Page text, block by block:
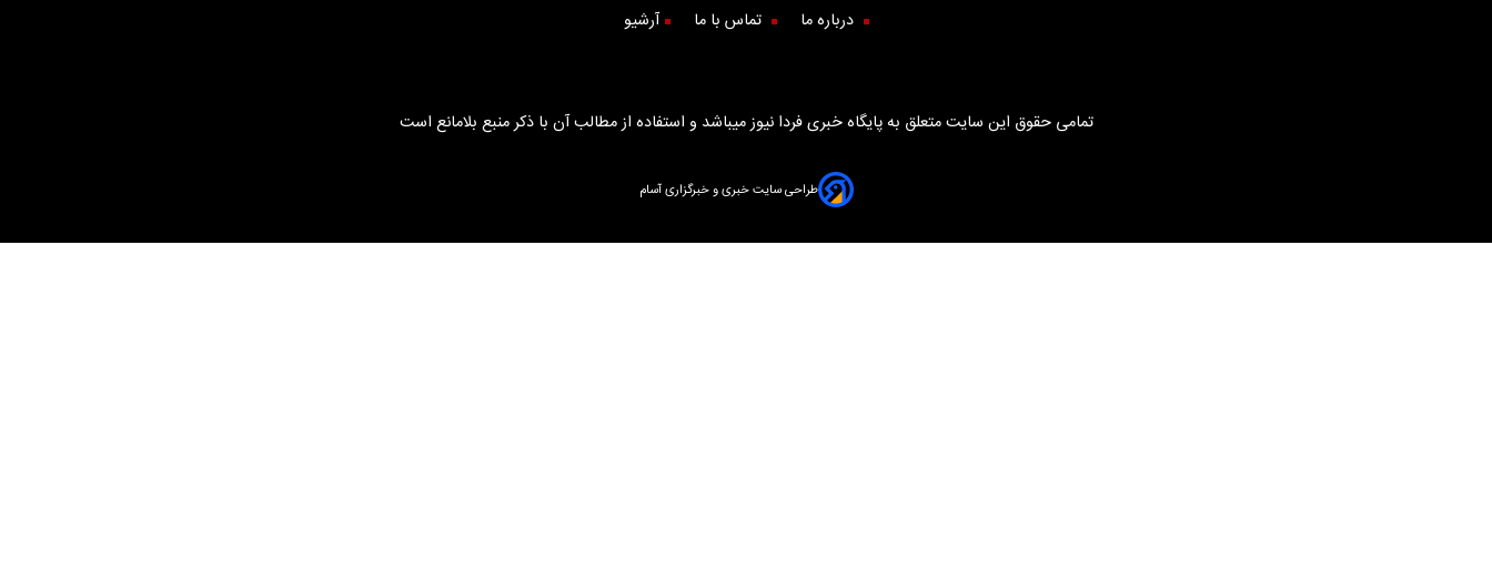
درباره ما تماس با ما آرشیو
تمامی حقوق این سایت متعلق به پایگاه خبری فردا نیوز میباشد و استفاده از مطالب آن با ذکر منبع بلامانع است
طراحی سایت خبری و خبرگزاری آسام